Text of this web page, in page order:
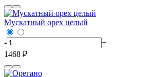
Мускатный орех целый
-
+
1468 ₽